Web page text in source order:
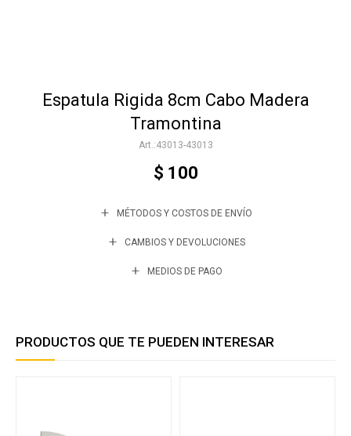
Espatula Rigida 8cm Cabo Madera
Tramontina
43013-43013
$ 100
MÉTODOS Y COSTOS DE ENVÍO
CAMBIOS Y DEVOLUCIONES
MEDIOS DE PAGO
PRODUCTOS QUE TE PUEDEN INTERESAR
Varios